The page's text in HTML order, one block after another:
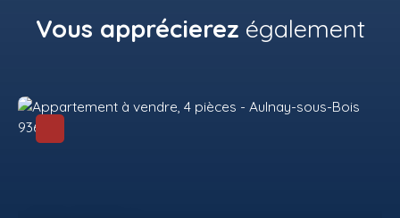
Vous apprécierez également